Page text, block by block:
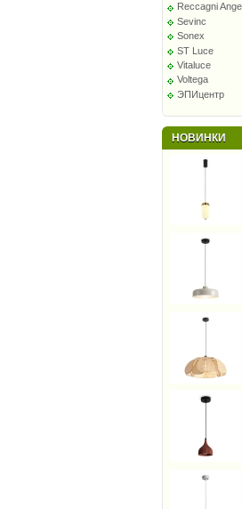
Reccagni
Sevinc
Sonex
ST Luce
Vitaluce
Voltega
ЭПИцентр
НОВИНКИ